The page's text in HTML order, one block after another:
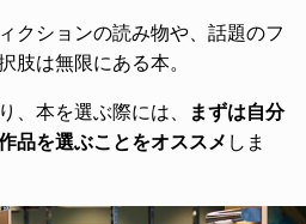
クションの読み物や、話題のフ
肢は無限にある本。
、本を選ぶ際には、
まずは自分
品を選ぶことをオススメ しま